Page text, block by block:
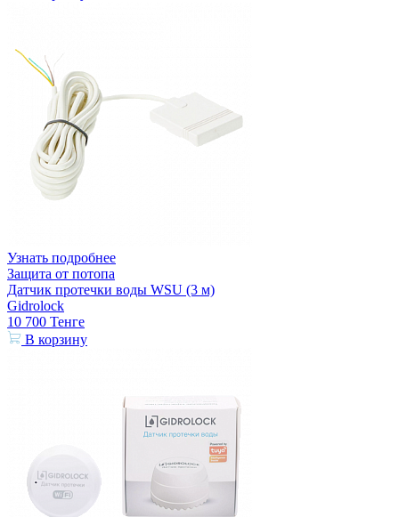
Узнать подробнее
Защита от потопа
Датчик протечки воды WSU (3 м)
Gidrolock
10 700 Тенге
В корзину